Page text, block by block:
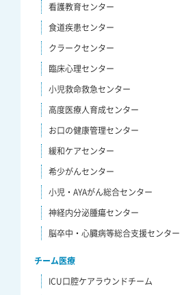
看護教育センター
食道疾患センター
クラークセンター
臨床心理センター
小児救命救急センター
高度医療人育成センター
お口の健康管理センター
緩和ケアセンター
希少がんセンター
小児・AYAがん総合センター
神経内分泌腫瘍センター
脳卒中・心臓病等総合支援センター
チーム医療
ICU口腔ケアラウンドチーム